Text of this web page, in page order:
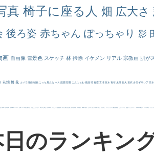
真 椅子に座る人 畑 広大さ
後ろ姿 赤ちゃん ぽっちゃり 影
画 自画像 雪景色 スケッチ 林 掃除 イケメン リアル 宗教画 肌が
花畑 橋 花 カメラ目線 補色 こっち見んな キス 庭園 部屋 こんにちわ 素描 塔 青空 工場 巨木 青年 太陽 壮大 着衣 古代ギリシア 日
女 食事中 山本芳翠 麦 alciato ハーレム 女神 ローマ教皇 奥行き 火起こし シスター 東方の三博士 114514 かっこいい 受胎告知 天から覗き込む顔 設計図 挿絵 群衆 親子 裸婦 可愛い ピサロ ＃名画で学ぶ「たるみ」 ニーソックス 躍動感 黄色 こわい コート 畦道 レンブラント・ sekkusu 暖かい バブみ 靴下 ショッ
のランキン